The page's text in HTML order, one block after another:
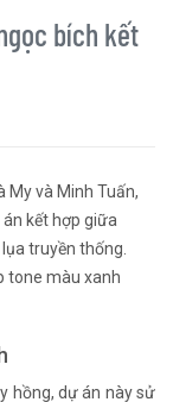
bích kết
My và Minh Tuấn,
kết hợp giữa
truyền thống.
tone màu xanh
hồng, dự án này sử